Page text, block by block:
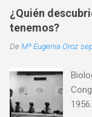
de
de
¿Quién
tenemos?
DeMª Eugenia Oroz